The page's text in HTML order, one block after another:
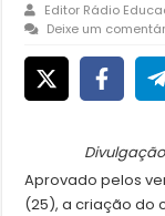
Editor Rádio
Deixe um
Divulgação
Aprovado pelos
(25), a criação do